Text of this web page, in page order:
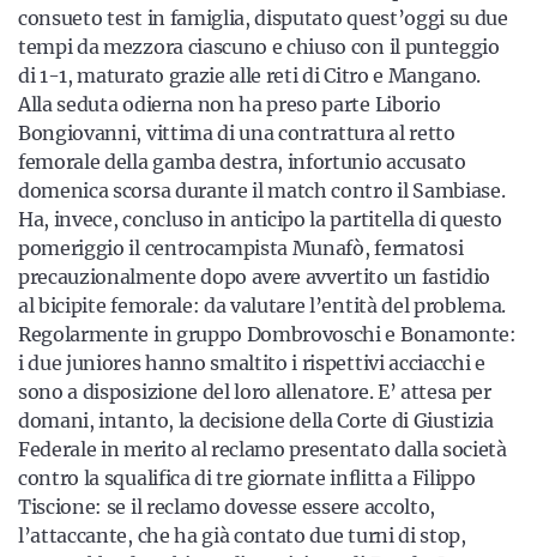
consueto test in famiglia, disputato quest’oggi su due
tempi da mezzora ciascuno e chiuso con il punteggio
di 1-1, maturato grazie alle reti di Citro e Mangano.
Alla seduta odierna non ha preso parte Liborio
Bongiovanni, vittima di una contrattura al retto
femorale della gamba destra, infortunio accusato
domenica scorsa durante il match contro il Sambiase.
Ha, invece, concluso in anticipo la partitella di questo
pomeriggio il centrocampista Munafò, fermatosi
precauzionalmente dopo avere avvertito un fastidio
al bicipite femorale: da valutare l’entità del problema.
Regolarmente in gruppo Dombrovoschi e Bonamonte:
i due juniores hanno smaltito i rispettivi acciacchi e
sono a disposizione del loro allenatore. E’ attesa per
domani, intanto, la decisione della Corte di Giustizia
Federale in merito al reclamo presentato dalla società
contro la squalifica di tre giornate inflitta a Filippo
Tiscione: se il reclamo dovesse essere accolto,
l’attaccante, che ha già contato due turni di stop,